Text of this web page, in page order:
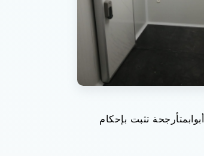
أبوابمتأرجحة تثبت بإحكام